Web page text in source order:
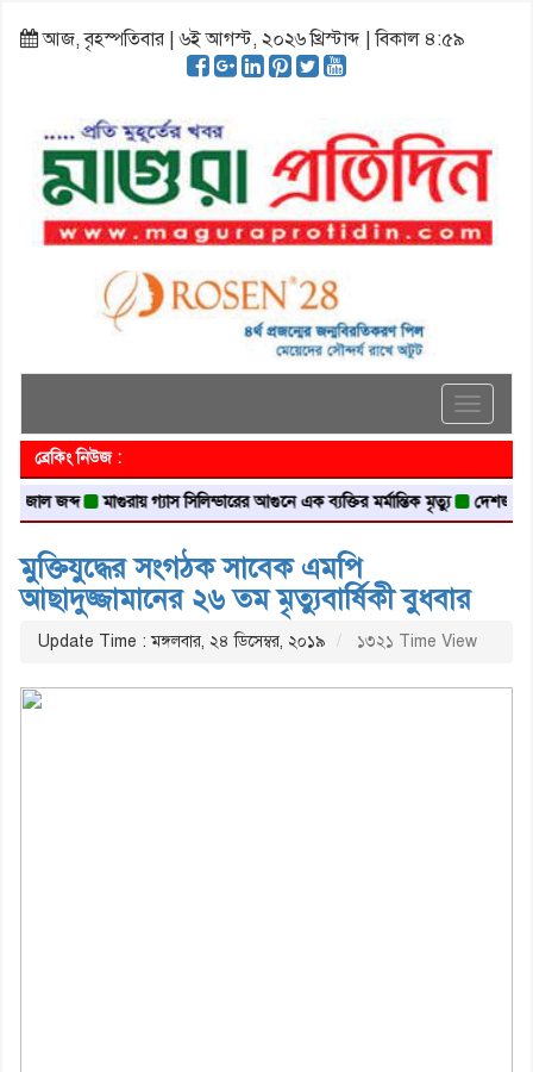
আজ, বৃহস্পতিবার | ৬ই আগস্ট, ২০২৬ খ্রিস্টাব্দ | বিকাল ৪:৫৯
Toggle
ব্রেকিং নিউজ :
জব্দ মাগুরায় গ্যাস সিলিন্ডারের আগুনে এক ব্যক্তির মর্মান্তিক মৃত্যু দেশজুড়ে
মুক্তিযুদ্ধের সংগঠক সাবেক এমপি
আছাদুজ্জামানের ২৬ তম মৃত্যুবার্ষিকী বুধবার
Update Time : মঙ্গলবার, ২৪ ডিসেম্বর, ২০১৯ ১৩২১ Time View